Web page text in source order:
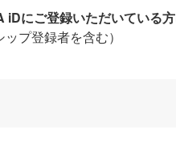
iDにご登録いただいている
ップ登録者を含む）